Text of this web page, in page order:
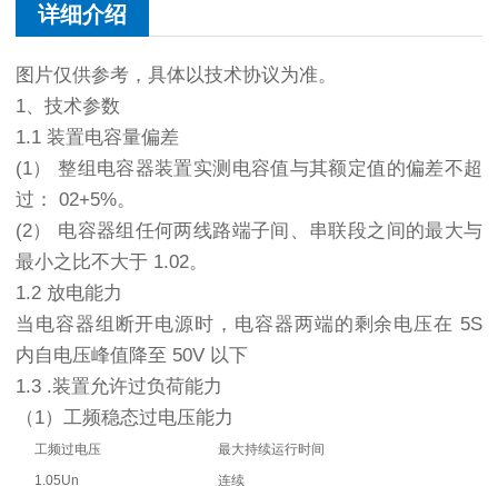
详细介绍
图片仅供参考，具体以技术协议为准。
1、技术参数
1.1 装置电容量偏差
(1） 整组电容器装置实测电容值与其额定值的偏差不超
过： 02+5%。
(2） 电容器组任何两线路端子间、串联段之间的最大与
最小之比不大于 1.02。
1.2 放电能力
当电容器组断开电源时，电容器两端的剩余电压在 5S
内自电压峰值降至 50V 以下
1.3 .装置允许过负荷能力
（1）工频稳态过电压能力
工频过电压
最大持续运行时间
1.05Un
连续